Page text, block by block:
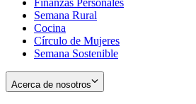
Semana Rural
Cocina
Círculo de Mujeres
Semana Sostenible
Acerca de nosotros